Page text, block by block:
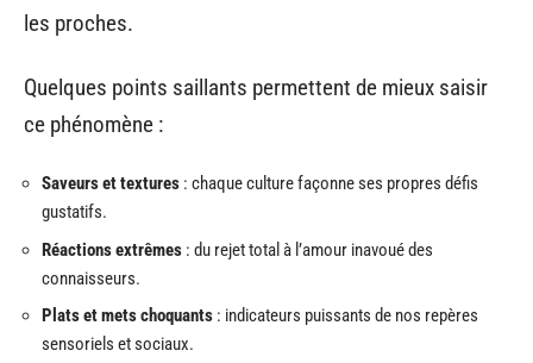
les proches.
Quelques points saillants permettent de mieux saisir
ce phénomène :
Saveurs et textures : chaque culture façonne ses propres défis
gustatifs.
Réactions extrêmes : du rejet total à l’amour inavoué des
connaisseurs.
Plats et mets choquants : indicateurs puissants de nos repères
sensoriels et sociaux.